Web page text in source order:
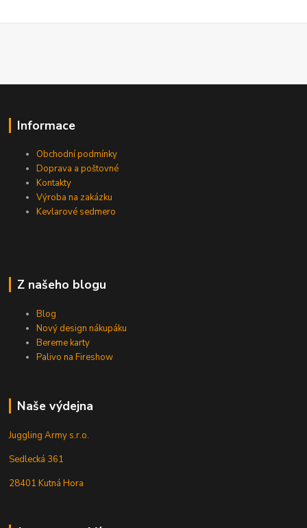
Informace
Obchodní podmínky
Doprava a poštovné
Kontakty
Výroba na zakázku
Kevlarové sedmero
Z našeho blogu
Blog
Nový design nákupáku
Bereme karty
Palivo na Fireshow
Naše výdejna
Juggling Army s.r.o.
Sedlecká 361
28401 Kutná Hora